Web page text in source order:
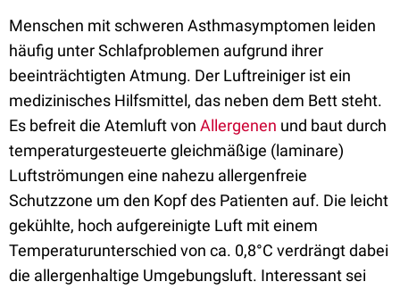
Menschen mit schweren Asthmasymptomen leiden
häufig unter Schlafproblemen aufgrund ihrer
beeinträchtigten Atmung. Der Luftreiniger ist ein
medizinisches Hilfsmittel, das neben dem Bett steht.
Es befreit die Atemluft von Allergenen und baut durch
temperaturgesteuerte gleichmäßige (laminare)
Luftströmungen eine nahezu allergenfreie
Schutzzone um den Kopf des Patienten auf. Die leicht
gekühlte, hoch aufgereinigte Luft mit einem
Temperaturunterschied von ca. 0,8°C verdrängt dabei
die allergenhaltige Umgebungsluft. Interessant sei